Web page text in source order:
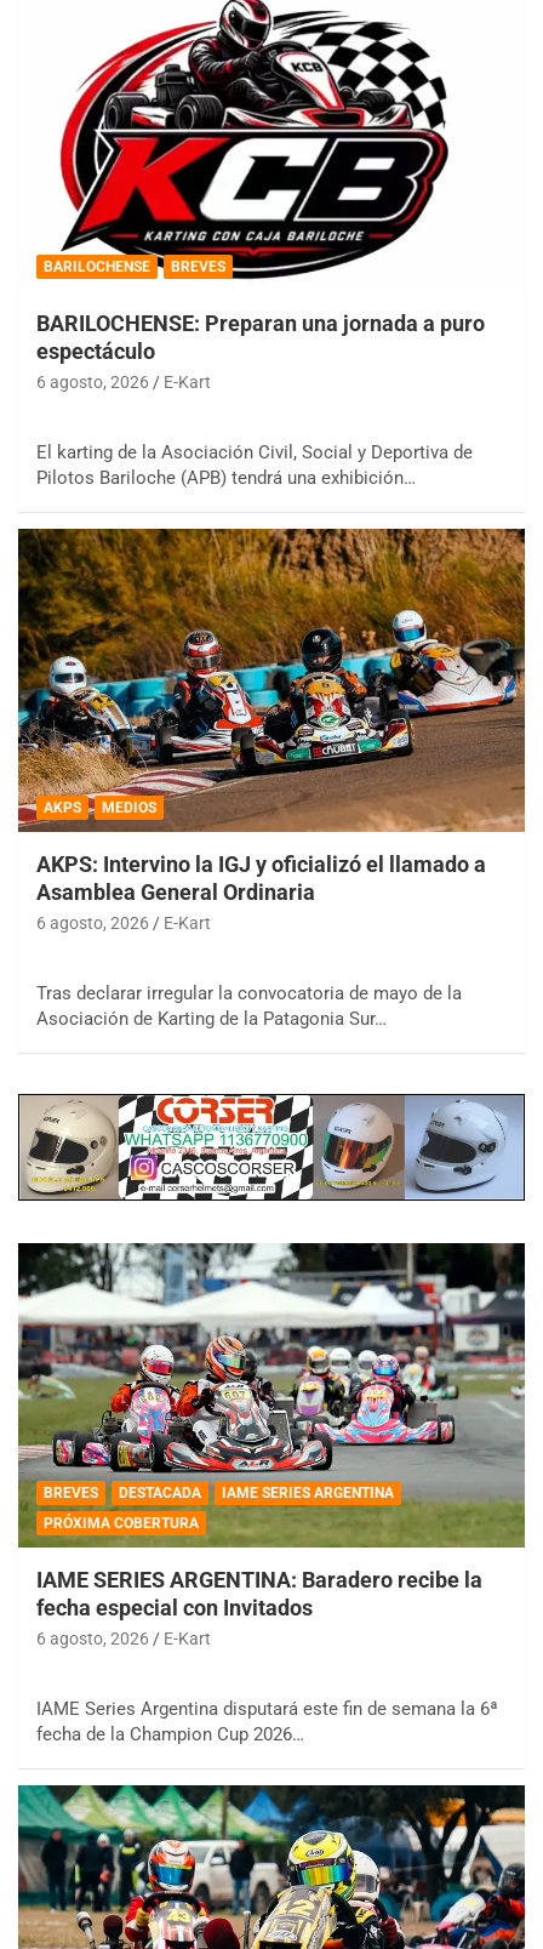
BARILOCHENSE BREVES
BARILOCHENSE: Preparan una jornada a puro
espectáculo
6 agosto, 2026 E-Kart
El karting de la Asociación Civil, Social y Deportiva de
Pilotos Bariloche (APB) tendrá una exhibición…
AKPS MEDIOS
AKPS: Intervino la IGJ y oficializó el llamado a
Asamblea General Ordinaria
6 agosto, 2026 E-Kart
Tras declarar irregular la convocatoria de mayo de la
Asociación de Karting de la Patagonia Sur…
BREVES DESTACADA
IAME SERIES ARGENTINA
PRÓXIMA COBERTURA
IAME SERIES ARGENTINA: Baradero recibe la
fecha especial con Invitados
6 agosto, 2026 E-Kart
IAME Series Argentina disputará este fin de semana la 6ª
fecha de la Champion Cup 2026…